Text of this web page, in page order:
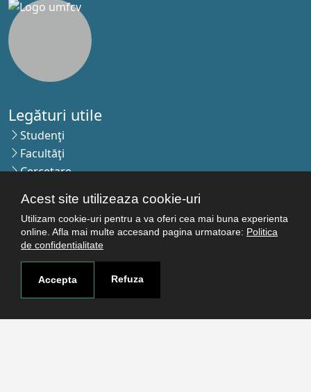
Acest site utilizeaza cookie-uri
Utilizam cookie-uri pentru a va oferi cea mai buna experienta
online. Afla mai multe accesand pagina urmatoare: Politica
de confidentialitate
Accepta Refuza
Legături utile
Studenţi
Facultăţi
Cercetare
Politica de confidenţialitate
Autentificare
Contact
Pagina de contact
Cum ajungi aici